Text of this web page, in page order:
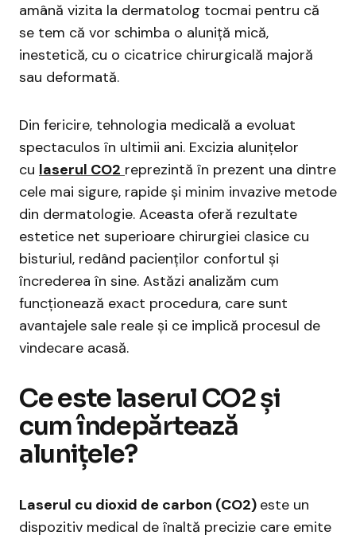
amână vizita la dermatolog tocmai pentru că
se tem că vor schimba o aluniță mică,
inestetică, cu o cicatrice chirurgicală majoră
sau deformată.
Din fericire, tehnologia medicală a evoluat
spectaculos în ultimii ani. Excizia alunițelor
cu laserul CO2 reprezintă în prezent una dintre
cele mai sigure, rapide și minim invazive metode
din dermatologie. Aceasta oferă rezultate
estetice net superioare chirurgiei clasice cu
bisturiul, redând pacienților confortul și
încrederea în sine. Astăzi analizăm cum
funcționează exact procedura, care sunt
avantajele sale reale și ce implică procesul de
vindecare acasă.
Ce este laserul CO2 și
cum îndepărtează
alunițele?
Laserul cu dioxid de carbon (CO2) este un
dispozitiv medical de înaltă precizie care emite